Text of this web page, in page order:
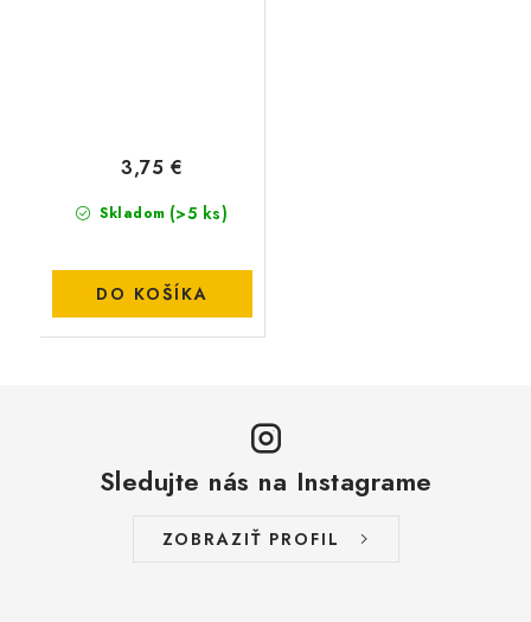
Skladom (>5 ks)
3,75 €
DO KOŠÍKA
Sledujte nás na Instagrame
ZOBRAZIŤ PROFIL